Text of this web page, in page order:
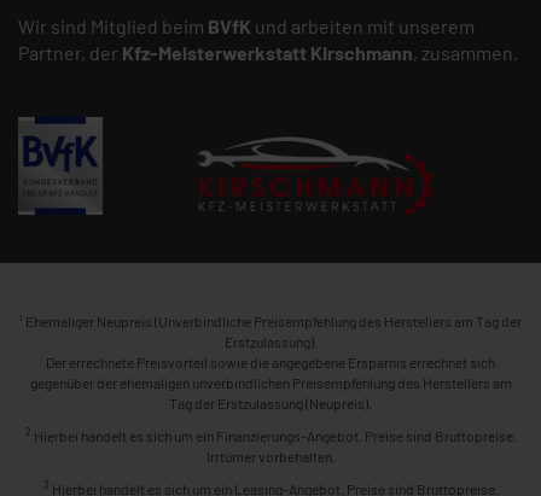
Wir sind Mitglied beim BVfK und arbeiten mit unserem
Partner, der Kfz-Meisterwerkstatt Kirschmann, zusammen.
1 Ehemaliger Neupreis (Unverbindliche Preisempfehlung des Herstellers am Tag der
Erstzulassung).
Der errechnete Preisvorteil sowie die angegebene Ersparnis errechnet sich
gegenüber der ehemaligen unverbindlichen Preisempfehlung des Herstellers am
Tag der Erstzulassung (Neupreis).
2 Hierbei handelt es sich um ein Finanzierungs-Angebot. Preise sind Bruttopreise.
Irrtümer vorbehalten.
3 Hierbei handelt es sich um ein Leasing-Angebot. Preise sind Bruttopreise.